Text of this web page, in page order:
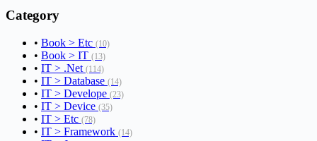
Category
• Book > Etc (10)
• Book > IT (13)
• IT > .Net (114)
• IT > Database (14)
• IT > Develope (23)
• IT > Device (35)
• IT > Etc (78)
• IT > Framework (14)